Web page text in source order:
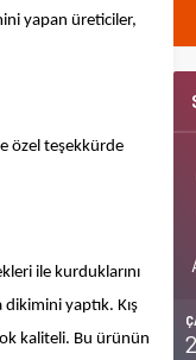
yapan üreticiler,
özel teşekkürde
ile kurduklarını
yaptık. Kış
kaliteli. Bu ürünün